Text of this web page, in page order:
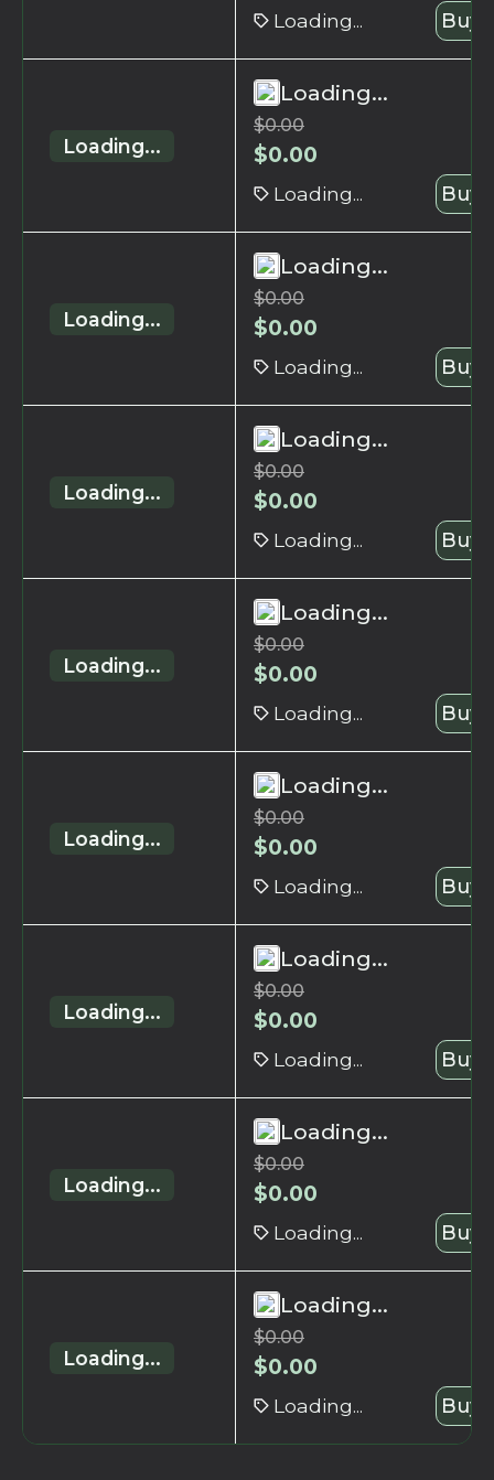
Loading... Buy
Loading...
Loading...
$0.00
$0.00
Loading... Buy
Loading...
Loading...
$0.00
$0.00
Loading... Buy
Loading...
Loading...
$0.00
$0.00
Loading... Buy
Loading...
Loading...
$0.00
$0.00
Loading... Buy
Loading...
Loading...
$0.00
$0.00
Loading... Buy
Loading...
Loading...
$0.00
$0.00
Loading... Buy
Loading...
Loading...
$0.00
$0.00
Loading... Buy
Loading...
Loading...
$0.00
$0.00
Loading... Buy